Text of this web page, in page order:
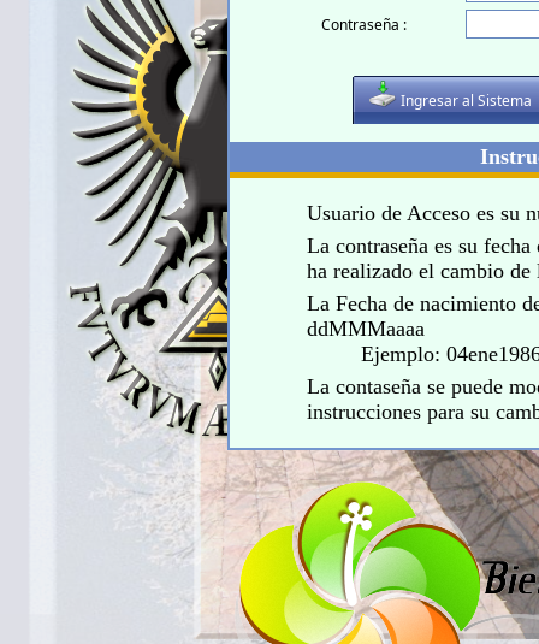
Contraseña :
Usuario de Acceso es su
La contraseña es su
ha realizado el cambio de
La Fecha de nacimiento
ddMMMaaaa
Ejemplo:
La contaseña se puede
instrucciones para su